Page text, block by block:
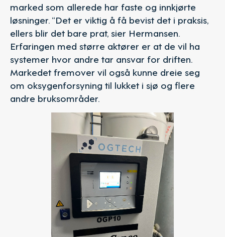
marked som allerede har faste og innkjørte
løsninger. “Det er viktig å få bevist det i praksis,
ellers blir det bare prat, sier Hermansen.
Erfaringen med større aktører er at de vil ha
systemer hvor andre tar ansvar for driften.
Markedet fremover vil også kunne dreie seg
om oksygenforsyning til lukket i sjø og flere
andre bruksområder.